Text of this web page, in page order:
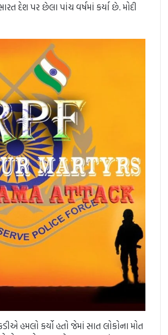
પર છેલા પાંચ વર્ષમાં કર્યા છે. મોદી
હમલો કર્યો હતો જેમાં સાત લોકોના મોત